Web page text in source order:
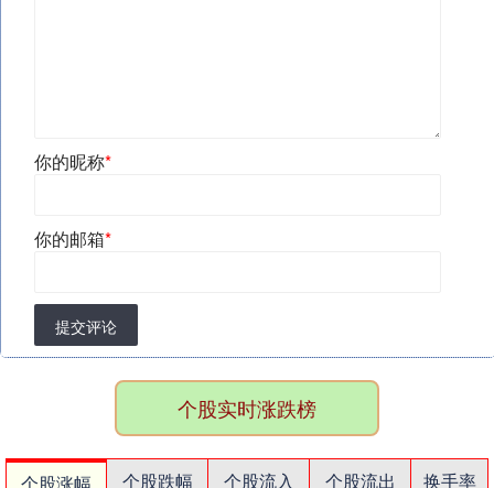
你的昵称*
你的邮箱*
提交评论
个股实时涨跌榜
个股跌幅 个股流入 个股流出
换手率